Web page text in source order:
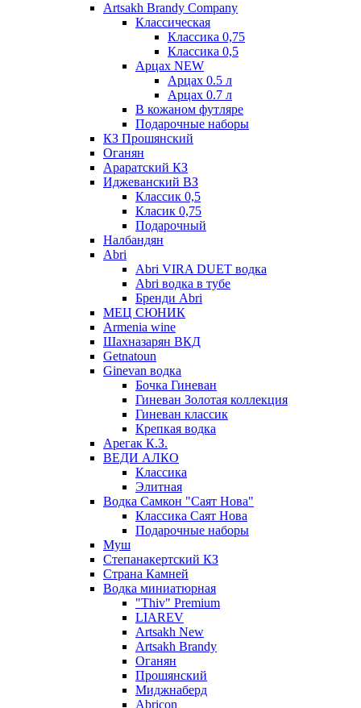
Artsakh Brandy Company
Классическая
Классика 0,75
Классика 0,5
Арцах NEW
Арцах 0.5 л
Арцах 0.7 л
В кожаном футляре
Подарочные наборы
КЗ Прошянский
Оганян
Араратский КЗ
Иджеванский ВЗ
Классик 0,5
Класик 0,75
Подарочный
Налбандян
Abri
Abri VIRA DUET водка
Abri водка в тубе
Бренди Abri
МЕЦ СЮНИК
Armenia wine
Шахназарян ВКД
Getnatoun
Ginevan водка
Бочка Гиневан
Гиневан Золотая коллекция
Гиневан классик
Крепкая водка
Арегак К.З.
ВЕДИ АЛКО
Классика
Элитная
Водка Самкон "Саят Нова"
Классика Саят Нова
Подарочные наборы
Муш
Степанакертский КЗ
Страна Камней
Водка миниатюрная
"Thiv" Premium
LIAREV
Artsakh New
Artsakh Brandy
Оганян
Прошянский
Миджнаберд
Abricon